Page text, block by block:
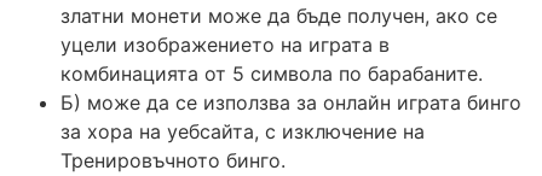
златни монети може да бъде получен, ако се
уцели изображението на играта в
комбинацията от 5 символа по барабаните.
Б) може да се използва за онлайн играта бинго
за хора на уебсайта, с изключение на
Тренировъчното бинго.